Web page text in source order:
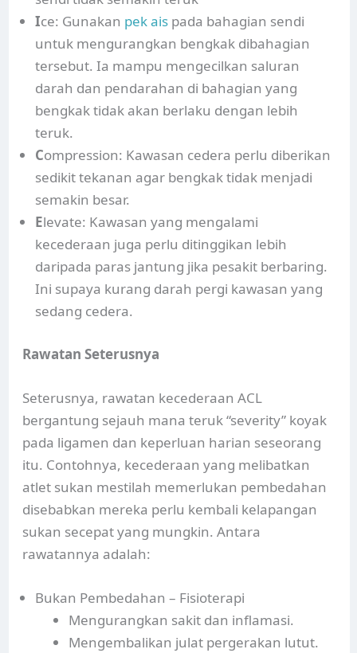
Ice: Gunakan pek ais pada bahagian sendi
untuk mengurangkan bengkak dibahagian
tersebut. Ia mampu mengecilkan saluran
darah dan pendarahan di bahagian yang
bengkak tidak akan berlaku dengan lebih
teruk.
Compression: Kawasan cedera perlu diberikan
sedikit tekanan agar bengkak tidak menjadi
semakin besar.
Elevate: Kawasan yang mengalami
kecederaan juga perlu ditinggikan lebih
daripada paras jantung jika pesakit berbaring.
Ini supaya kurang darah pergi kawasan yang
sedang cedera.
Rawatan Seterusnya
Seterusnya, rawatan kecederaan ACL
bergantung sejauh mana teruk “severity” koyak
pada ligamen dan keperluan harian seseorang
itu. Contohnya, kecederaan yang melibatkan
atlet sukan mestilah memerlukan pembedahan
disebabkan mereka perlu kembali kelapangan
sukan secepat yang mungkin. Antara
rawatannya adalah:
Bukan Pembedahan – Fisioterapi
Mengurangkan sakit dan inflamasi.
Mengembalikan julat pergerakan lutut.